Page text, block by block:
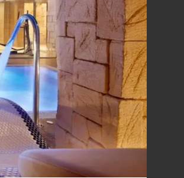
в номере
плату